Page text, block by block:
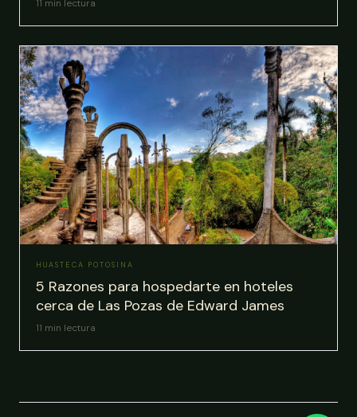
11 min lectura
HUASTECA POTOSINA
5 Razones para hospedarte en hoteles
cerca de Las Pozas de Edward James
11 min lectura